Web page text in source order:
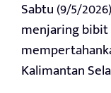
Sabtu (9/5/
menjaring
Kalimantan